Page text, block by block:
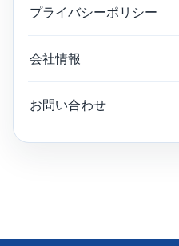
プライバシーポリシー
会社情報
お問い合わせ